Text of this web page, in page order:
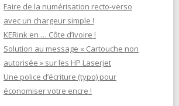
Faire de la numérisation recto-verso
avec un chargeur simple !
KERink en … Côte d’ivoire !
Solution au message « Cartouche non
autorisée » sur les HP Laserjet
Une police d’écriture (typo) pour
économiser votre encre !